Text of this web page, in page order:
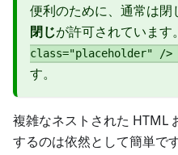
便利のために、通常は閉
閉じが許可されています
class="placeholder" />
す。
複雑なネストされた HTML
するのは依然として簡単で